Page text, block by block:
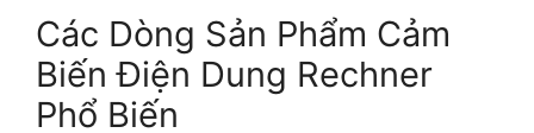
Các Dòng Sản Phẩm Cảm
Biến Điện Dung Rechner
Phổ Biến